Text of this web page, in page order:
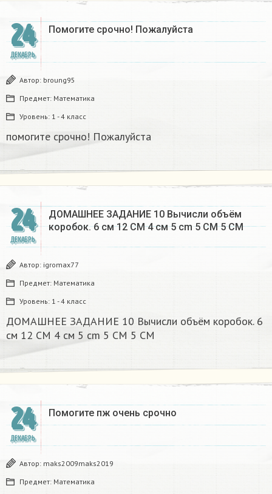
24
ДЕКАБРЬ
Помогите срочно! Пожалуйста
Автор: broung95
Предмет: Математика
Уровень: 1 - 4 класс
помогите срочно! Пожалуйста
24
ДЕКАБРЬ
ДОМАШНЕЕ ЗАДАНИЕ 10 Вычисли объём
коробок. 6 см 12 CM 4 см 5 cm 5 CM 5 CM​
Автор: igromax77
Предмет: Математика
Уровень: 1 - 4 класс
ДОМАШНЕЕ ЗАДАНИЕ 10 Вычисли объём коробок. 6
см 12 CM 4 см 5 cm 5 CM 5 CM​
24
ДЕКАБРЬ
Помогите пж очень срочно​
Автор: maks2009maks2019
Предмет: Математика